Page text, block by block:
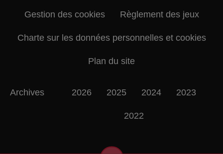
Gestion des cookies Règlement des jeux
Charte sur les données personnelles et cookies
Plan du site
Archives 2026 2025 2024 2023
2022